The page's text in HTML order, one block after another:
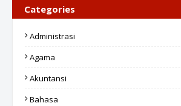
Categories
Administrasi
Agama
Akuntansi
Bahasa